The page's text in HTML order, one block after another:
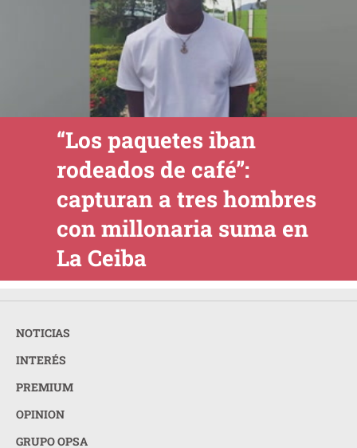
“Los paquetes iban
rodeados de café”:
capturan a tres hombres
con millonaria suma en
La Ceiba
NOTICIAS
INTERÉS
PREMIUM
OPINION
GRUPO OPSA